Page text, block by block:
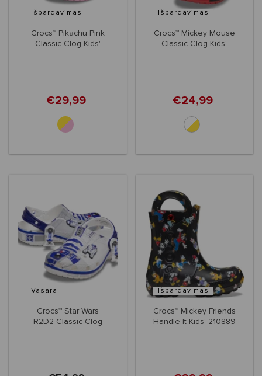
Išpardavimas
Crocs™ Pikachu Pink
Classic Clog Kids'
€29,99
Išpardavimas
Crocs™ Mickey Mouse
Classic Clog Kids'
€24,99
Vasarai
Crocs™ Star Wars
R2D2 Classic Clog
Išpardavimas
Crocs™ Mickey Friends
Handle It Kids' 210889